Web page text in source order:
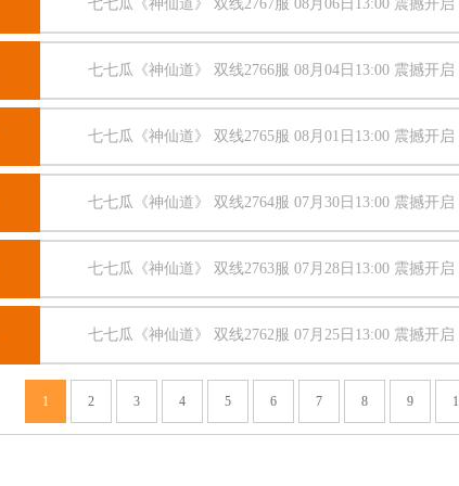
七七瓜《神仙道》 双线2767服 08月06日13:00 震撼开启
七七瓜《神仙道》 双线2766服 08月04日13:00 震撼开启
七七瓜《神仙道》 双线2765服 08月01日13:00 震撼开启
七七瓜《神仙道》 双线2764服 07月30日13:00 震撼开启
七七瓜《神仙道》 双线2763服 07月28日13:00 震撼开启
七七瓜《神仙道》 双线2762服 07月25日13:00 震撼开启
1 2 3 4 5 6 7 8 9